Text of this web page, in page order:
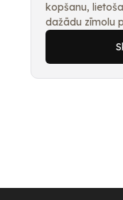
kopšanu,
dažādu zīmolu